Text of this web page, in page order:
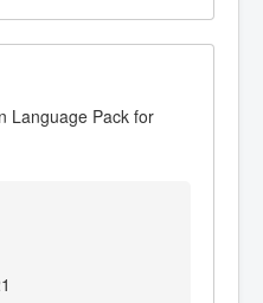
Language Pack for